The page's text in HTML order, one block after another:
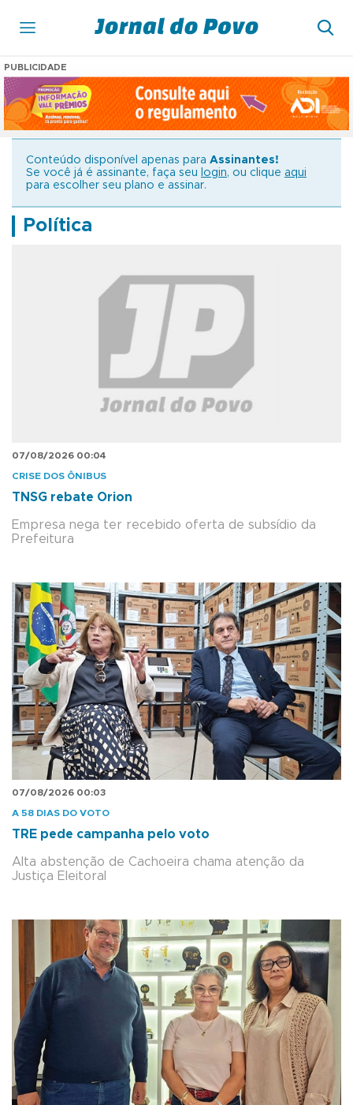
PUBLICIDADE
Conteúdo disponível apenas para Assinantes!
Se você já é assinante, faça seu
login, ou clique aqui
para escolher seu plano e assinar.
Política
07/08/2026 00:04
CRISE DOS ÔNIBUS
TNSG rebate Orion
Empresa nega ter recebido oferta de subsídio da
Prefeitura
07/08/2026 00:03
A 58 DIAS DO VOTO
TRE pede campanha pelo voto
Alta abstenção de Cachoeira chama atenção da
Justiça Eleitoral